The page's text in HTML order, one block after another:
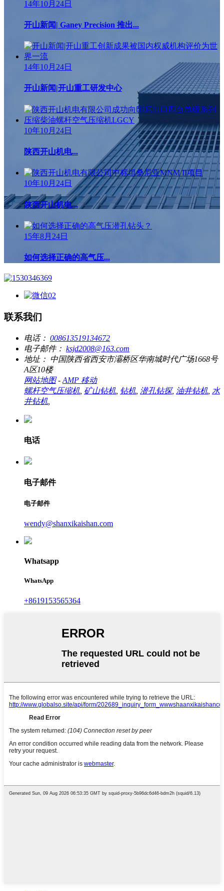
14年10月24日
开山新闻| Ganey Precision 推出...
14年10月24日
开山新闻|开山重工研发中心
10年10月24日
陕西开山机电...
10年10月24日
陕西开山机电...
15年8月24日
如何选择正确的高气压...
联系我们
电话： 008613519134672
电子邮件： ksjd2008@163.com
地址： 中国陕西省西安市灞​​桥区华南城时代广场1668号
A区10楼
网站地图- AMP 移动
螺杆空气压缩机 矿山钻机 钻机 潜孔钻探, 油井钻机 水
井钻机
电话
电子邮件
电子邮件
wendy@shanxikaishan.com
Whatsapp
WhatsApp
+8619153565364